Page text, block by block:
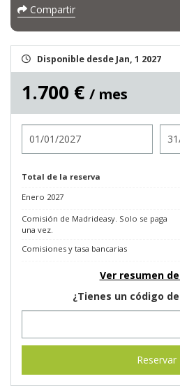
Compartir
Disponible desde Jan, 1 2027
1.700 € / mes
Total de la reserva
Enero 2027
Comisión de Madrideasy. Solo se paga
una vez.
Comisiones y tasa bancarias
Ver resumen
¿Tienes un código
Reservar